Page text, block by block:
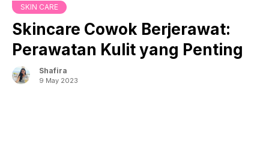
SKIN CARE
Skincare Cowok Berjerawat:
Perawatan Kulit yang Penting
Shafira
9 May 2023